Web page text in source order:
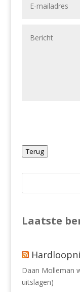
Terug
Laatste
Daan Molleman
uitslagen)